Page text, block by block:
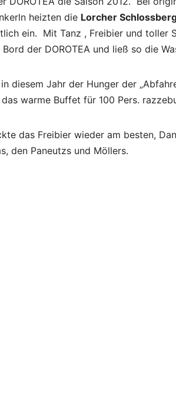
heizten die Lorcher
ein. Mit Tanz , Freibier und toller
der DOROTEA und ließ so die
diesem Jahr der Hunger der
warme Buffet für 100 Pers.
das Freibier wieder am besten,
den Paneutzs und Möllers.